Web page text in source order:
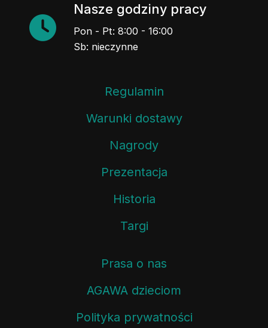
Nasze godziny pracy
Pon - Pt: 8:00 - 16:00
Sb: nieczynne
Regulamin
Warunki dostawy
Nagrody
Prezentacja
Historia
Targi
Prasa o nas
AGAWA dzieciom
Polityka prywatności